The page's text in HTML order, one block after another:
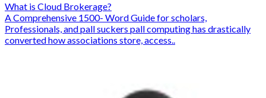
What is Cloud Brokerage?
A Comprehensive 1500- Word Guide for scholars,
Professionals, and pall suckers pall computing has drastically
converted how associations store, access..